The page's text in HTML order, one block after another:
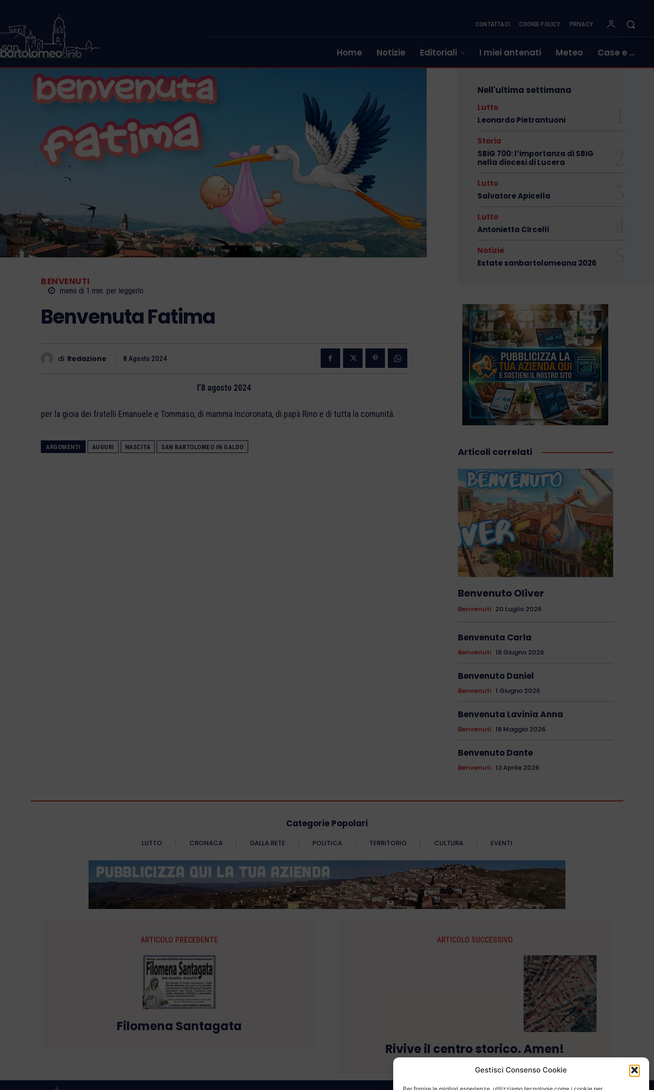
Gestisci Consenso Cookie
CONTATTACI COOKIE POLICY PRIVACY
Home Notizie Editoriali I miei antenati Meteo Case e …
BENVENUTI
meno di 1 min. per leggerlo
Benvenuta Fatima
di Redazione 8 Agosto 2024
l’8 agosto 2024
per la gioia dei fratelli Emanuele e Tommaso, di mamma Incoronata, di papà Rino e di tutta la comunità.
ARGOMENTI AUGURI NASCITA SAN BARTOLOMEO IN GALDO
Nell'ultima settimana
Lutto
Leonardo Pietrantuoni
Storia
SBiG 700: l’importanza di SBiG
nella diocesi di Lucera
Lutto
Salvatore Apicella
Lutto
Antonietta Circelli
Notizie
Estate sanbartolomeana 2026
Articoli correlati
Benvenuto Oliver
Benvenuti 20 Luglio 2026
Benvenuta Carla
Benvenuti 18 Giugno 2026
Benvenuto Daniel
Benvenuti 1 Giugno 2026
Benvenuta Lavinia Anna
Benvenuti 18 Maggio 2026
Benvenuto Dante
Benvenuti 13 Aprile 2026
Categorie Popolari
LUTTO CRONACA DALLA RETE POLITICA TERRITORIO CULTURA EVENTI
ARTICOLO PRECEDENTE
Filomena Santagata
ARTICOLO SUCCESSIVO
Rivive il centro storico. Amen!